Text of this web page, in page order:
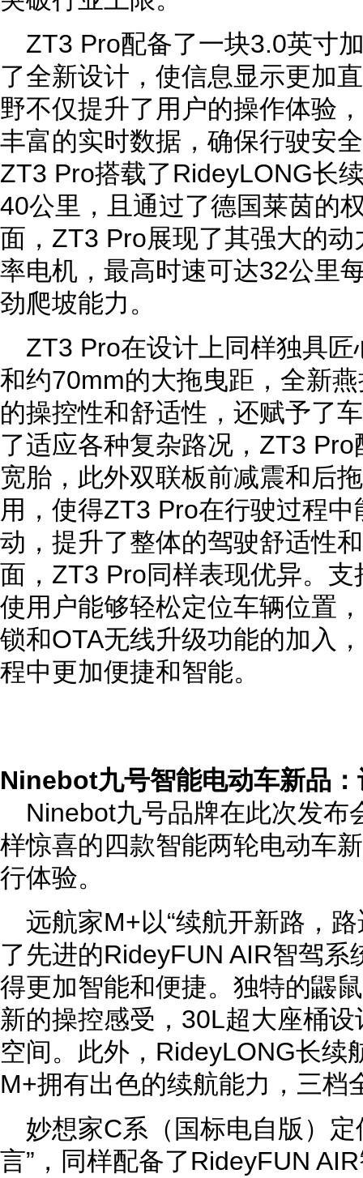
ZT3 Pro配备了一块3.0英寸
了全新设计，使信息显示更加
野不仅提升了用户的操作体验
丰富的实时数据，确保行驶安
ZT3 Pro搭载了RideyLONG长
40公里，且通过了德国莱茵的
面，ZT3 Pro展现了其强大的
率电机，最高时速可达32公里
劲爬坡能力。
ZT3 Pro在设计上同样独具
和约70mm的大拖曳距，全新
的操控性和舒适性，还赋予了
了适应各种复杂路况，ZT3
宽胎，此外双联板前减震和后
用，使得ZT3 Pro在行驶过程
动，提升了整体的驾驶舒适性
面，ZT3 Pro同样表现优异。
使用户能够轻松定位车辆位置
锁和OTA无线升级功能的加入
程中更加便捷和智能。
Ninebot九号智能电动车新品
Ninebot九号品牌在此次发布
样惊喜的四款智能两轮电动车
行体验。
远航家M+以“续航开新路，
了先进的RideyFUN AIR智驾系
得更加智能和便捷。独特的鼹
新的操控感受，30L超大座桶
空间。此外，RideyLONG长续
M+拥有出色的续航能力，三档
妙想家C系（国标电自版）
言”，同样配备了RideyFUN